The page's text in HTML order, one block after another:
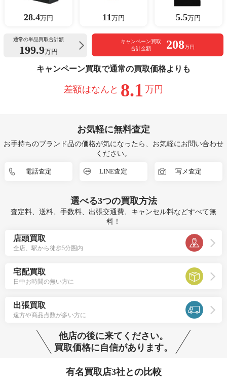
28.4万円 11 万円 5.5万円
通常の単品買取合計額
199.9万円
キャンペーン買取
合計金額
208万円
キャンペーン買取で通常の買取価格よりも
差額はなんと 8.1 万円
お気軽に無料査定
お手持ちのブランド品の価格が気になったら、お気軽にお問い合わせ
ください。
電話査定 LINE査定 写メ査定
選べる3つの買取方法
査定料、送料、手数料、出張交通費、キャンセル料などすべて無
料！
店頭買取
全店、駅から徒歩5分圏内
宅配買取
日中お時間の無い方に
出張買取
遠方や商品点数が多い方に
他店の後に来てください。
買取価格に自信があります。
有名買取店3社との比較